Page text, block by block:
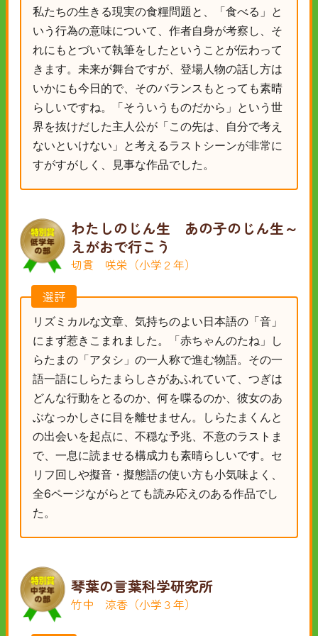
私たちの生きる現実の食糧問題と、「食べる」と
いう行為の意味について、作者自身が考察し、そ
れにもとづいて執筆をしたということが伝わって
きます。未来が舞台ですが、登場人物の話し方は
いかにも今日的で、そのバランスもとっても素晴
らしいですね。「そういうものだから」という世
界を抜けだした主人公が「この先は、自分で考え
ないといけない」と考えるラストシーンが非常に
すがすがしく、見事な作品でした。
わたしのじん生 あの子のじん生～
えがおで行こう
切貫 咲栄（小学２年）
選評
リズミカルな文章、気持ちのよい日本語の「音」
にまず惹きこまれました。「赤ちゃんのたね」し
らたまの「アタシ」の一人称で進む物語。その一
語一語にしらたまらしさがあふれていて、つぎは
どんな行動をとるのか、何を喋るのか、彼女のあ
ぶなっかしさに目を離せません。しらたまくんと
の出会いを起点に、不穏な予兆、不意のラストま
で、一息に読ませる構成力も素晴らしいです。セ
リフ回しや擬音・擬態語の使い方も小気味よく、
全6ページながらとても読み応えのある作品でし
た。
琴葉の言葉科学研究所
竹中 涼香（小学３年）